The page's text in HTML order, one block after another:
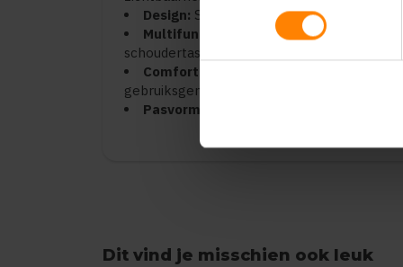
Design: Slim combi-ontwerp met
Multifunctioneel:
Gemakkelijk te
schoudertas of sporttas
Comfort:
Verstelbare en comfortabele
gebruiksgemak
Pasvorm:
Unisex model, perfect
Dit vind je misschien ook leuk